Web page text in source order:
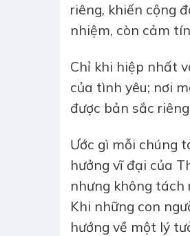
riêng, khiến cộng
nhiệm, còn cảm
Chỉ khi hiệp nhất
của tình yêu; nơi
được bản sắc
Ước gì mỗi chúng
hưởng vĩ đại của
nhưng không tách
Khi những con
hướng về một lý